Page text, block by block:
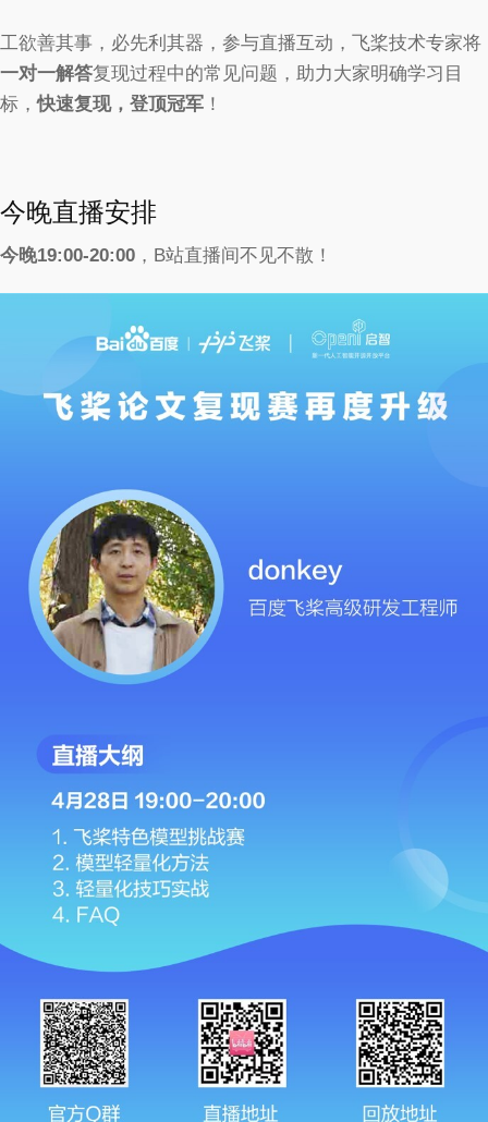
工欲善其事，必先利其器，参与直播互动，飞桨技术专家将
一对一解答复现过程中的常见问题，助力大家明确学习目
标，快速复现，登顶冠军 ！
今晚直播安排
今晚19:00-20:00 ，B站直播间不见不散！